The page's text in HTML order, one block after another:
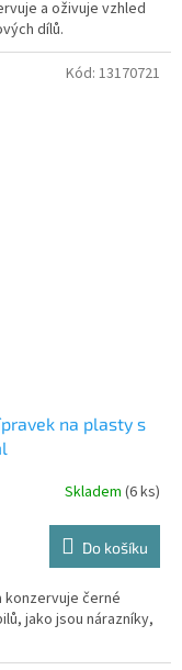
a oživuje vzhled
dílů.
na plasty s
Skladem (6 ks)
Do košíku
černé
jako jsou nárazníky,
Kód: 13170721